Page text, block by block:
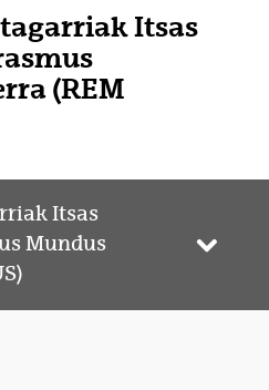
Itsas
(REM
Itsas
Mundus